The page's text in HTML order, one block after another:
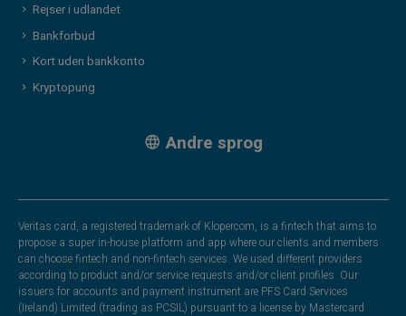
Rejser i udlandet
Bankforbud
Kort uden bankkonto
Kryptopung
Andre sprog
Veritas card, a registered trademark of Klopercom, is a fintech that aims to
propose a super in-house platform and app where our clients and members
can choose fintech and non-fintech services. We used different providers
according to product and/or service requests and/or client profiles. Our
issuers for accounts and payment instrument are PFS Card Services
(Ireland) Limited (trading as PCSIL) pursuant to a license by Mastercard